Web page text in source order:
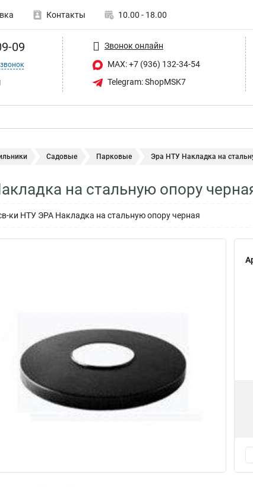
Контакты 10.00 - 18.00
09
Звонок онлайн
MAX: +7 (936) 132-34-54
Telegram: ShopMSK7
Садовые Парковые Эра НТУ Накладка на
на стальную опору
ки НТУ ЭРА Накладка на стальную опору черная